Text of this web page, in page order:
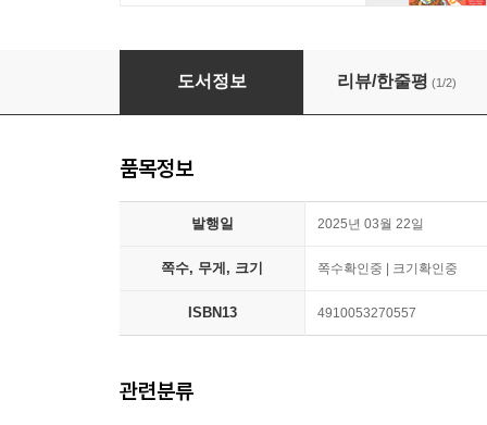
SPRiNG(スプリング) 2025年5月號
도서정보 리뷰/한줄평 (1/2)
품목정보
발행일 2025년 03월 22일
쪽수, 무게, 크기 쪽수확인중 | 크기확인중
ISBN13 4910053270557
관련분류